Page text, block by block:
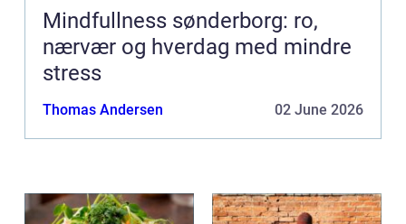
Mindfullness sønderborg: ro,
nærvær og hverdag med mindre
stress
Thomas Andersen 02 June 2026